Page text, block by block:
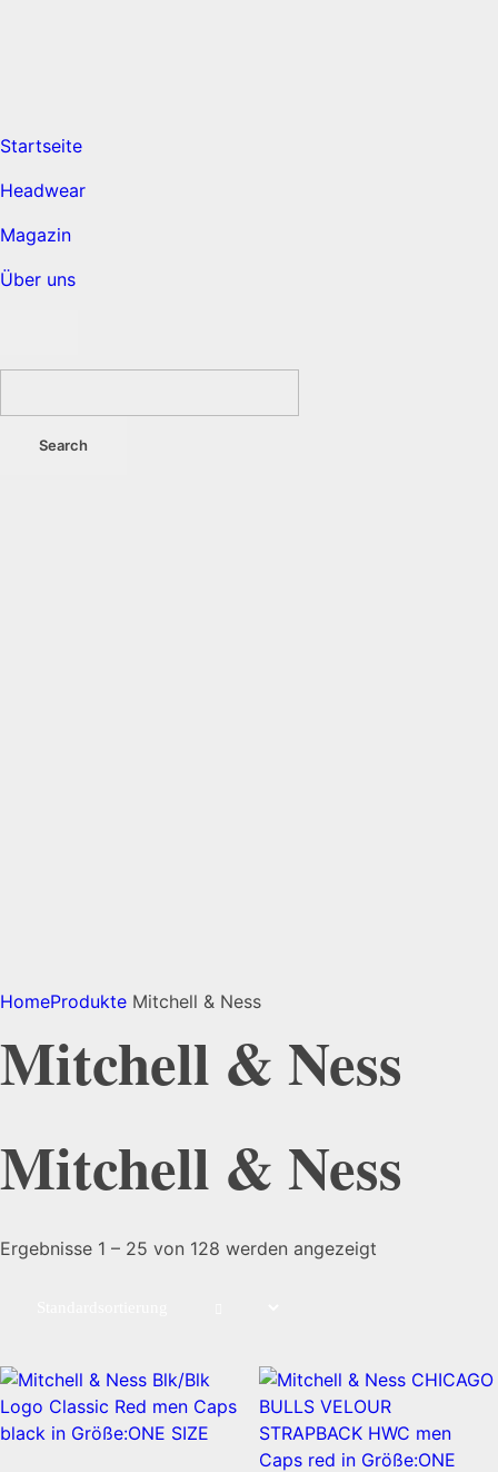
Startseite
Headwear
Magazin
Über uns
HomeProdukte Mitchell & Ness
Mitchell & Ness
Mitchell & Ness
Ergebnisse 1 – 25 von 128 werden angezeigt